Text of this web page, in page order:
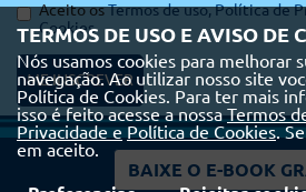
TERMOS DE USO E AVISO DE
Nós usamos cookies para melhorar
navegação. Ao utilizar nosso site
Política de Cookies. Para ter mais
isso é feito acesse a nossaTermos
Privacidade e Política de Cookies.
em aceito.
Aceito osTermos de uso,Política de
Cookies
ME INSCREVER
BAIXE O E-BOOK